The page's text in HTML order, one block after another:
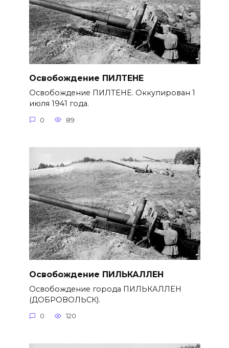
Освобождение ПИЛТЕНЕ
Освобождение ПИЛТЕНЕ. Оккупирован 1
июля 1941 года.
0 89
Освобождение ПИЛЬКАЛЛЕН
Освобождение города ПИЛЬКАЛЛЕН
(ДОБРОВОЛЬСК).
0 120